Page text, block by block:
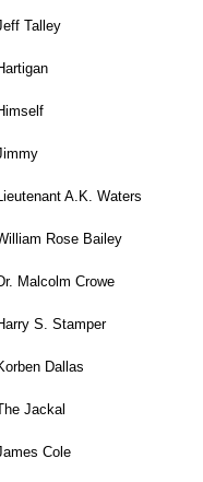
Talley
A.K. Waters
Rose Bailey
Malcolm Crowe
S. Stamper
Dallas
Jackal
Cole